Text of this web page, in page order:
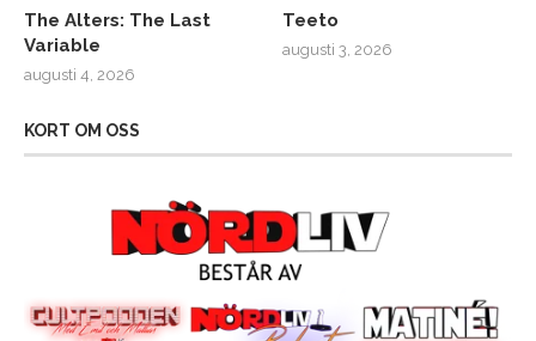
The Alters: The Last
Variable
augusti 4, 2026
Teeto
augusti 3, 2026
KORT OM OSS